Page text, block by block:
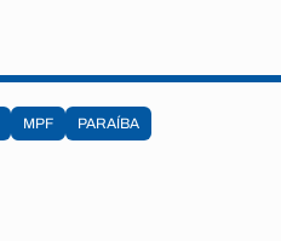
MPF PARAÍBA